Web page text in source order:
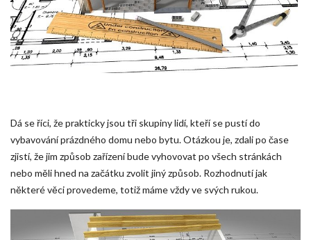
Dá se říci, že prakticky jsou tři skupiny lidí, kteří se pustí do
vybavování prázdného domu nebo bytu. Otázkou je, zdali po čase
zjistí, že jim způsob zařízení bude vyhovovat po všech stránkách
nebo měli hned na začátku zvolit jiný způsob. Rozhodnutí jak
některé věci provedeme, totiž máme vždy ve svých rukou.